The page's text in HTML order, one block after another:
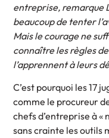
entreprise, remarque
beaucoup de tenter
Mais le courage ne
connaître les règles
l’apprennent à leurs
C’est pourquoi les 17
comme le procureur
chefs d’entreprise à «
sans crainte les outils